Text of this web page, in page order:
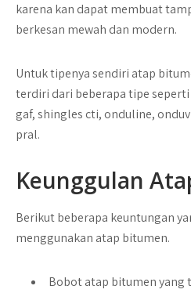
karena kan dapat membuat
berkesan mewah dan modern.
Untuk tipenya sendiri atap
terdiri dari beberapa tipe
gaf, shingles cti, onduline,
pral.
Keunggulan
Berikut beberapa keuntungan
menggunakan atap bitumen.
Bobot atap bitumen yang